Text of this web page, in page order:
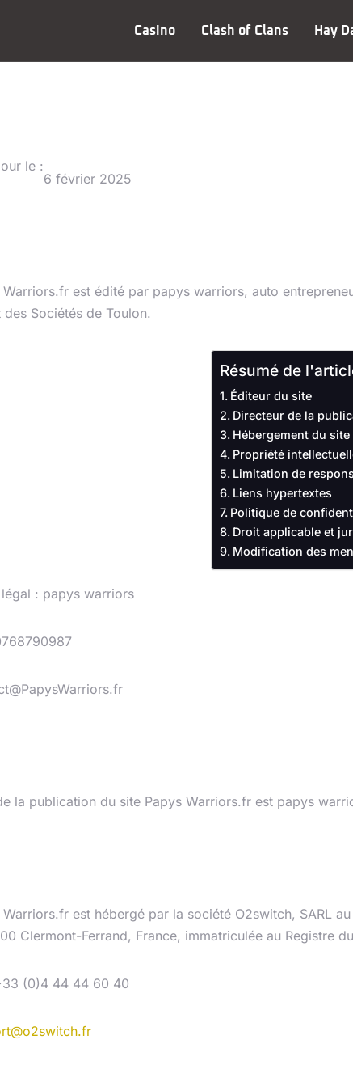
Casino Clash of Clans Hay
le :
6 février 2025
Warriors.fr est édité par papys warriors, auto
Sociétés de Toulon.
Résumé de
Éditeur du site
Directeur de la
Hébergement du site
Propriété
Limitation de
Liens hypertextes
Politique de
Droit applicable et
Modification des
légal : papys warriors
la publication du site Papys Warriors.fr est papys
Warriors.fr est hébergé par la société O2switch, SARL
Clermont-Ferrand, France, immatriculée au Registre
(0)4 44 44 60 40